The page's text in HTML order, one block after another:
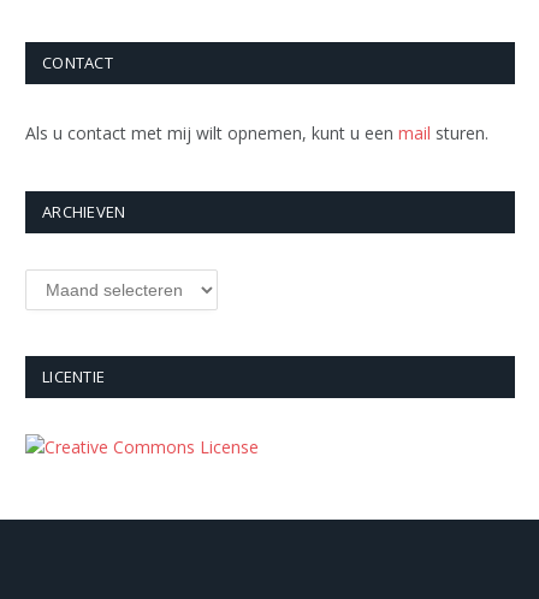
CONTACT
Als u contact met mij wilt opnemen, kunt u een mail sturen.
ARCHIEVEN
Archieven
LICENTIE